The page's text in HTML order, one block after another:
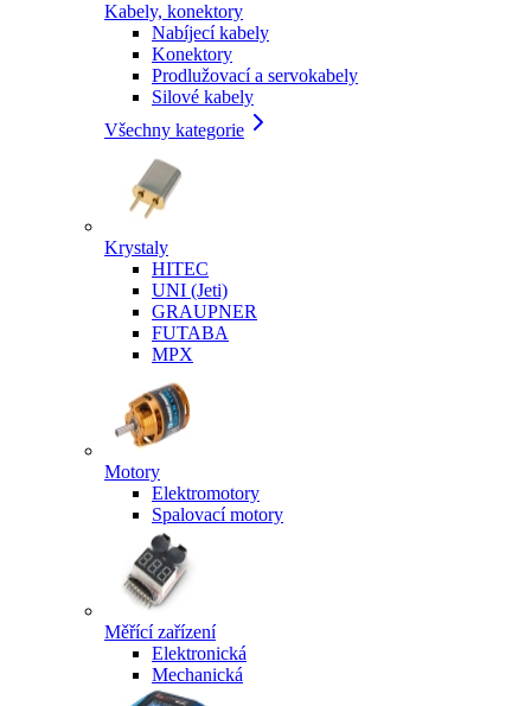
Kabely, konektory
Nabíjecí kabely
Konektory
Prodlužovací a servokabely
Silové kabely
Všechny kategorie
Krystaly
HITEC
UNI (Jeti)
GRAUPNER
FUTABA
MPX
Motory
Elektromotory
Spalovací motory
Měřící zařízení
Elektronická
Mechanická